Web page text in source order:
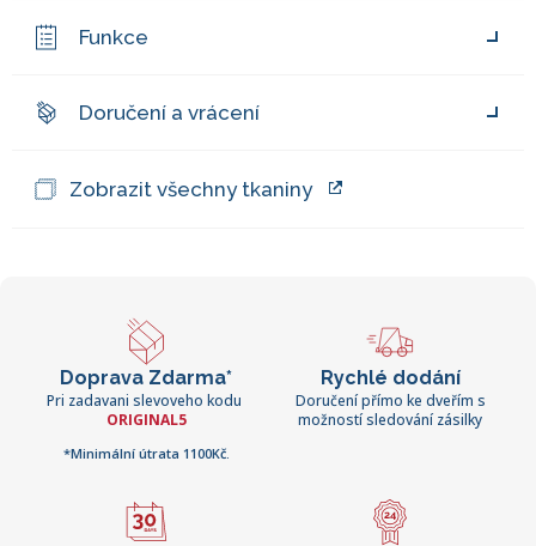
Funkce
Doručení a vrácení
Zobrazit všechny tkaniny
Doprava Zdarma*
Pri zadavani slevoveho kodu
ORIGINAL5
*Minimální útrata 1100Kč.
Rychlé dodání
Doručení přímo ke dveřím s
možností sledování zásilky